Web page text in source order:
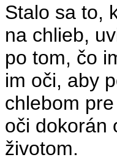
Stalo sa to,
na chlieb,
po tom, čo
im oči, aby
chlebom
oči dokorán
životom.